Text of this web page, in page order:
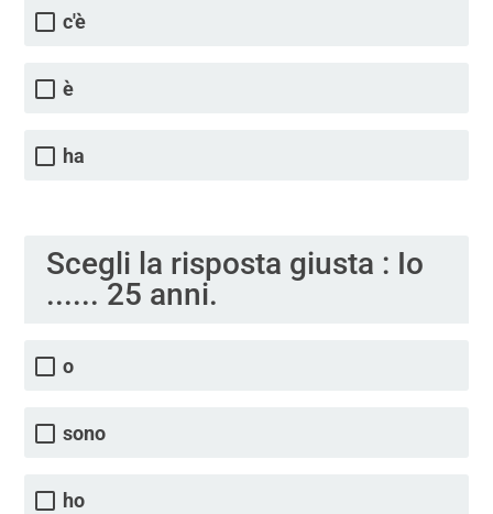
c'è
è
ha
Scegli la risposta giusta : Io
...... 25 anni.
o
sono
ho